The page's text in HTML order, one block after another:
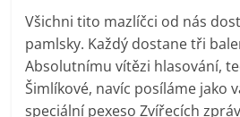
Všichni tito mazlíčci od nás
pamlsky. Každý dostane tři
Absolutnímu vítězi hlasování,
Šimlíkové, navíc posíláme jako
speciální pexeso Zvířecích